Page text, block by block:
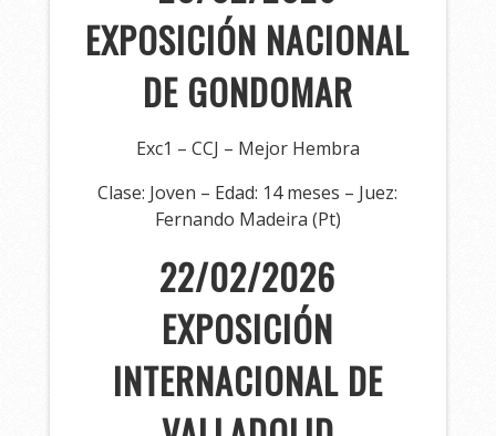
EXPOSICIÓN NACIONAL
DE GONDOMAR
Exc1 – CCJ – Mejor Hembra
Clase: Joven – Edad: 14 meses – Juez:
Fernando Madeira (Pt)
22/02/2026
EXPOSICIÓN
INTERNACIONAL DE